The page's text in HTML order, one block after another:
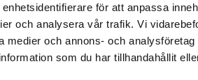
för att anpassa
och analysera vår trafik. Vi
medier och annons- och
som du har tillhandahållit